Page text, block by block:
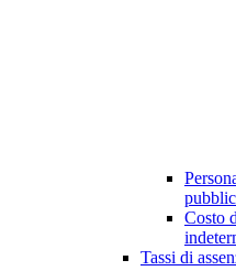
Costo
Tassi di